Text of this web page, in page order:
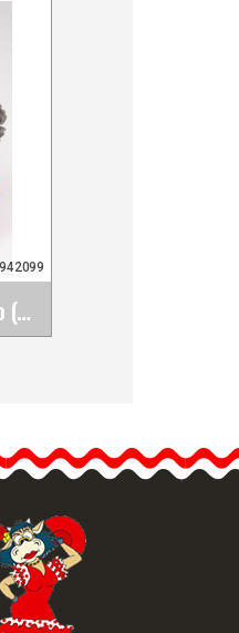
Set de fleurs flamenco (Bouquet). Rosalba